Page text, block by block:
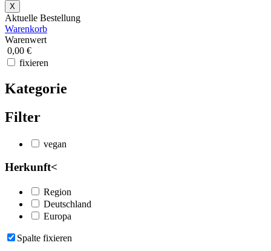
X
Aktuelle Bestellung
Warenkorb
Warenwert
0,00 €
fixieren
Kategorie
Filter
vegan
Herkunft<
Region
Deutschland
Europa
Spalte fixieren